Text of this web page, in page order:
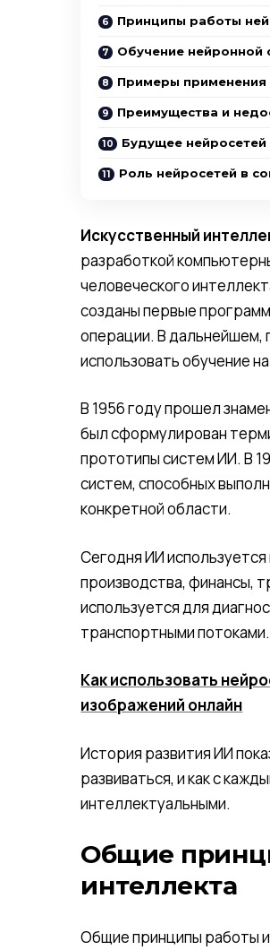
Принципы работы
Обучение нейронной
Примеры применения
Преимущества и
Будущее нейросетей
Роль нейросетей в
Искусственный
разработкой
человеческого
созданы первые
операции. В дальнейшем,
использовать обучение
В 1956 году прошел
был сформулирован
прототипы систем ИИ. В
систем, способных
конкретной области.
Сегодня ИИ используется
производства, финансы,
используется для
транспортными потоками.
Как использовать
изображений онлайн
История развития ИИ
развиваться, и как с
интеллектуальными.
Общие
интеллекта
Общие принципы работы